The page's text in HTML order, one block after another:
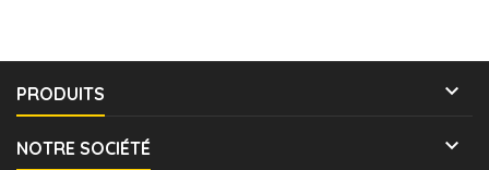
PRODUITS 
NOTRE SOCIÉTÉ 